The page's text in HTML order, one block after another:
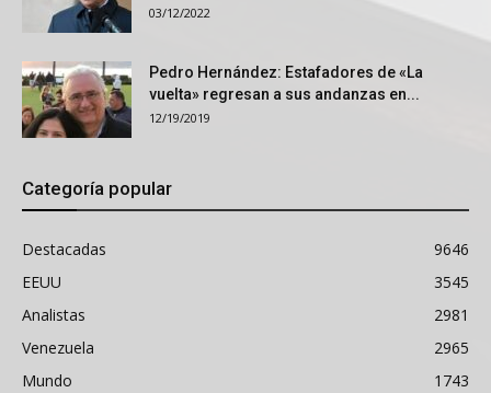
03/12/2022
Pedro Hernández: Estafadores de «La
vuelta» regresan a sus andanzas en...
12/19/2019
Categoría popular
Destacadas
9646
EEUU
3545
Analistas
2981
Venezuela
2965
Mundo
1743